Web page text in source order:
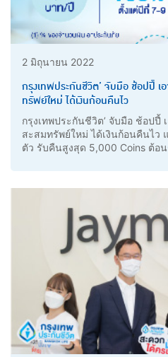
2 มิถุนายน 2022
กรุงเทพประกันชีวิต’ จับมือ ช้อปปี้ เ
ทรัพย์ใหม่ ได้เงินก้อนคืนไว
กรุงเทพประกันชีวิต’ จับมือ ช้อปปี้
สะสมทรัพย์ใหม่ ได้เงินก้อนคืนไว
ตัว รับคืนสูงสุด 5,000 Coins ต้อ